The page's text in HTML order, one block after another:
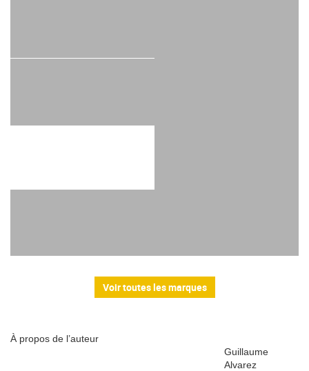
Voir toutes les marques
À propos de l’auteur
Guillaume
Alvarez